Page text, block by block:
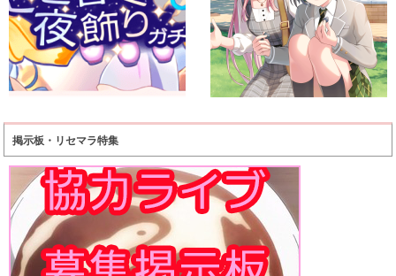
掲示板・リセマラ特集